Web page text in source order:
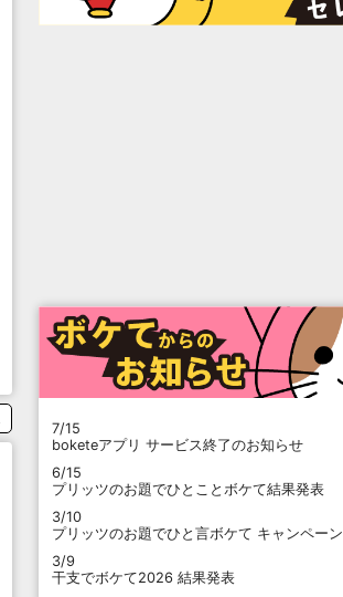
7/15
boketeアプリ サービス終了のお知らせ
6/15
プリッツのお題でひとことボケて結果発表
3/10
プリッツのお題でひと言ボケて キャンペーン
3/9
干支でボケて2026 結果発表